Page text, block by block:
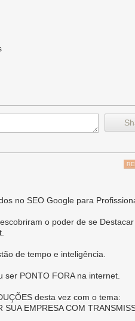
no SEO Google para
o poder de se Destacar
de tempo e inteligência.
PONTO FORA na internet.
desta vez com o tema:
SUA EMPRESA COM